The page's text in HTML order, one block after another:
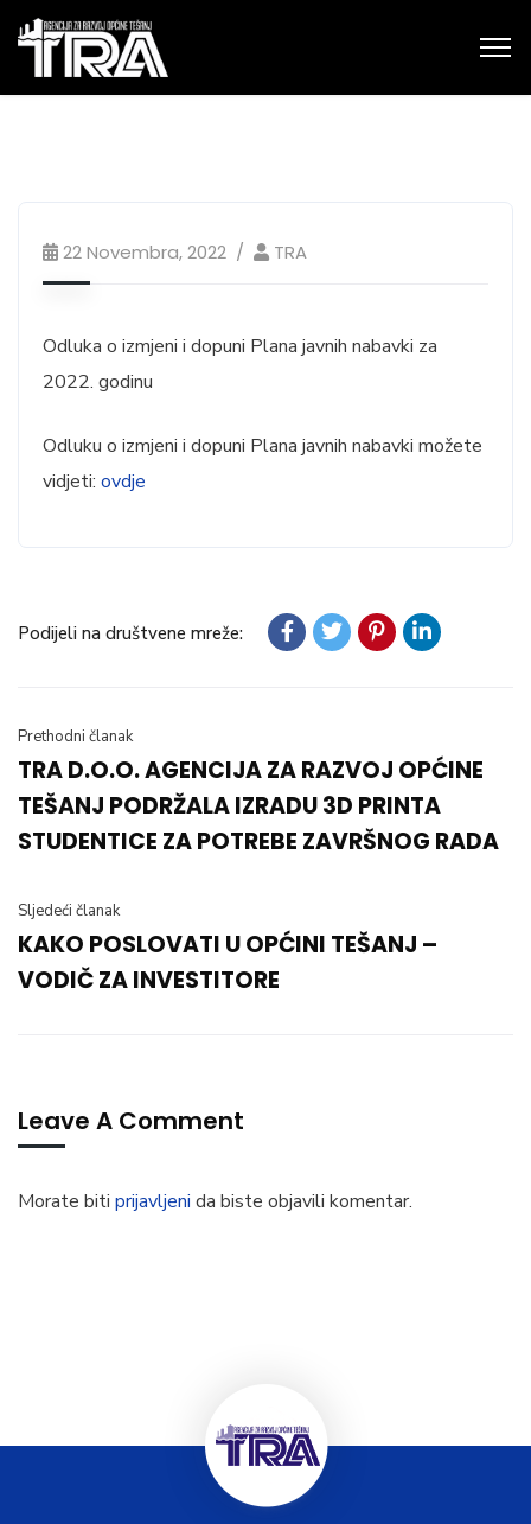
22 Novembra, 2022 TRA
Odluka o izmjeni i dopuni Plana javnih nabavki za
2022. godinu
Odluku o izmjeni i dopuni Plana javnih nabavki možete
vidjeti: ovdje
Podijeli na društvene mreže:
Prethodni članak
TRA D.O.O. AGENCIJA ZA RAZVOJ OPĆINE
TEŠANJ PODRŽALA IZRADU 3D PRINTA
STUDENTICE ZA POTREBE ZAVRŠNOG RADA
Sljedeći članak
KAKO POSLOVATI U OPĆINI TEŠANJ –
VODIČ ZA INVESTITORE
Leave A Comment
Morate biti prijavljeni da biste objavili komentar.